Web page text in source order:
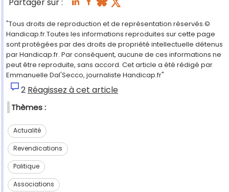
Partager sur :
"Tous droits de reproduction et de représentation réservés.©
Handicap.fr.Toutes les informations reproduites sur cette page
sont protégées par des droits de propriété intellectuelle détenus
par Handicap.fr. Par conséquent, aucune de ces informations ne
peut être reproduite, sans accord. Cet article a été rédigé par
Emmanuelle Dal'Secco, journaliste Handicap.fr"
2 Réagissez à cet article
Thèmes :
Actualité
Revendications
Politique
Associations